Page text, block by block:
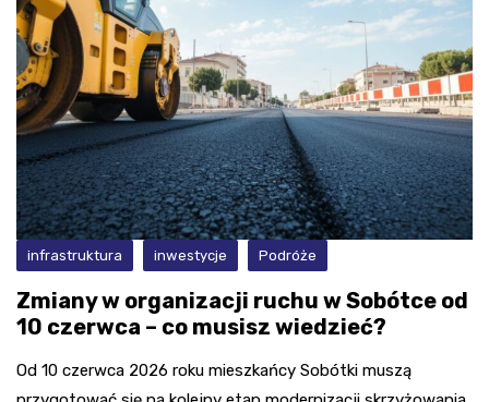
infrastruktura inwestycje Podróże
Zmiany w organizacji ruchu w Sobótce od
10 czerwca – co musisz wiedzieć?
Od 10 czerwca 2026 roku mieszkańcy Sobótki muszą